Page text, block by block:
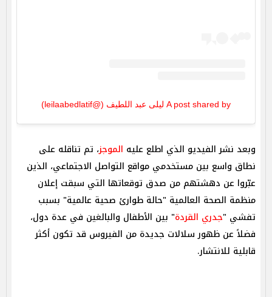
A post shared by ليلى عبد اللطيف (@leilaabedlatif)
وبعد نشر الفيديو الذي اطلع عليه الموجز، تم تناقله على
نطاق واسع بين مستخدمي مواقع التواصل الاجتماعي، الذين
عبّروا عن دهشتهم من صدق توقعاتها التي سبقت إعلان
منظمة الصحة العالمية "حالة طوارئ صحية عالمية" بسبب
تفشي "جدري القردة" بين الأطفال والبالغين في عدة دول،
فضلاً عن ظهور سلالات جديدة من الفيروس قد تكون أكثر
قابلية للانتشار.